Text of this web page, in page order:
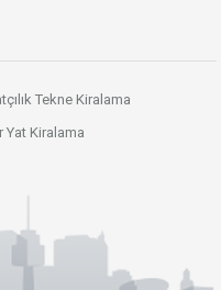
Tekne Kiralama
Yat Kiralama